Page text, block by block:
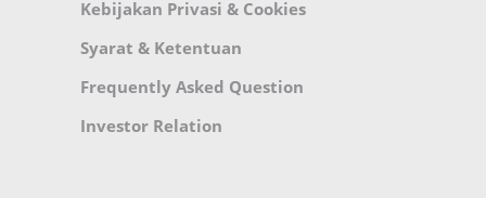
Kebijakan Privasi & Cookies
Syarat & Ketentuan
Frequently Asked Question
Investor Relation